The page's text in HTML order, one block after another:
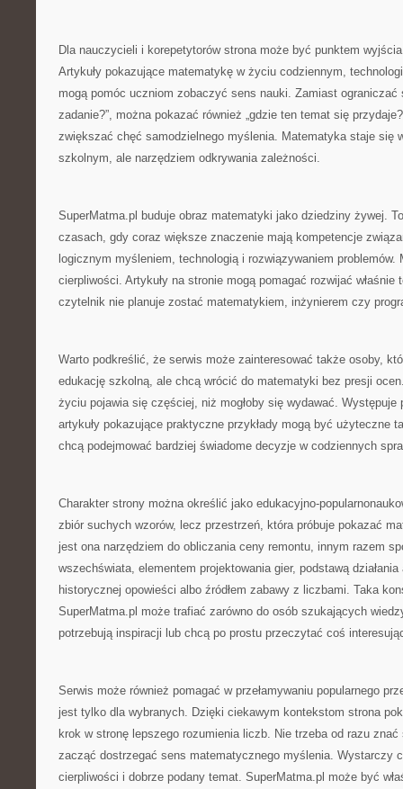
Dla nauczycieli i korepetytorów strona może być punktem
Artykuły pokazujące matematykę w życiu codziennym,
mogą pomóc uczniom zobaczyć sens nauki. Zamiast ograniczać
zadanie?”, można pokazać również „gdzie ten temat się
zwiększać chęć samodzielnego myślenia. Matematyka staje się
szkolnym, ale narzędziem odkrywania zależności.
SuperMatma.pl buduje obraz matematyki jako dziedziny żywej.
czasach, gdy coraz większe znaczenie mają kompetencje
logicznym myśleniem, technologią i rozwiązywaniem problemów.
cierpliwości. Artykuły na stronie mogą pomagać rozwijać
czytelnik nie planuje zostać matematykiem, inżynierem czy
Warto podkreślić, że serwis może zainteresować także osoby,
edukację szkolną, ale chcą wrócić do matematyki bez presji
życiu pojawia się częściej, niż mogłoby się wydawać. Występuje
artykuły pokazujące praktyczne przykłady mogą być użyteczne
chcą podejmować bardziej świadome decyzje w codziennych
Charakter strony można określić jako edukacyjno-
zbiór suchych wzorów, lecz przestrzeń, która próbuje pokazać
jest ona narzędziem do obliczania ceny remontu, innym razem
wszechświata, elementem projektowania gier, podstawą
historycznej opowieści albo źródłem zabawy z liczbami. Taka
SuperMatma.pl może trafiać zarówno do osób szukających
potrzebują inspiracji lub chcą po prostu przeczytać coś
Serwis może również pomagać w przełamywaniu popularnego
jest tylko dla wybranych. Dzięki ciekawym kontekstom strona
krok w stronę lepszego rozumienia liczb. Nie trzeba od razu
zacząć dostrzegać sens matematycznego myślenia. Wystarczy
cierpliwości i dobrze podany temat. SuperMatma.pl może być